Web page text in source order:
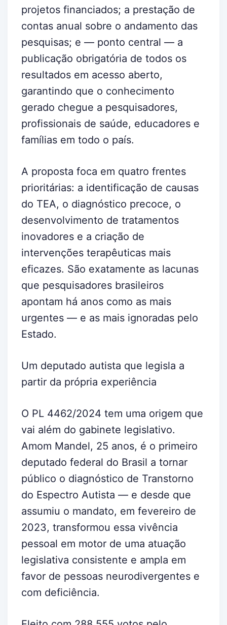
projetos financiados; a prestação de
contas anual sobre o andamento das
pesquisas; e — ponto central — a
publicação obrigatória de todos os
resultados em acesso aberto,
garantindo que o conhecimento
gerado chegue a pesquisadores,
profissionais de saúde, educadores e
famílias em todo o país.
A proposta foca em quatro frentes
prioritárias: a identificação de causas
do TEA, o diagnóstico precoce, o
desenvolvimento de tratamentos
inovadores e a criação de
intervenções terapêuticas mais
eficazes. São exatamente as lacunas
que pesquisadores brasileiros
apontam há anos como as mais
urgentes — e as mais ignoradas pelo
Estado.
Um deputado autista que legisla a
partir da própria experiência
O PL 4462/2024 tem uma origem que
vai além do gabinete legislativo.
Amom Mandel, 25 anos, é o primeiro
deputado federal do Brasil a tornar
público o diagnóstico de Transtorno
do Espectro Autista — e desde que
assumiu o mandato, em fevereiro de
2023, transformou essa vivência
pessoal em motor de uma atuação
legislativa consistente e ampla em
favor de pessoas neurodivergentes e
com deficiência.